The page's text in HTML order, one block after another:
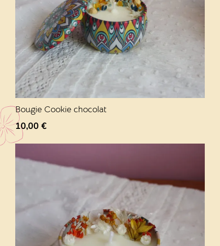
Bougie Cookie chocolat
10,00€